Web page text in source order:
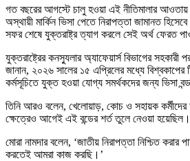
গত বছরের আগস্টে চালু হওয়া এই নীতিমালার আওতায়
অস্থায়ী মার্কিন ভিসা পেতে নিরাপত্তা জামানত
সফর শেষে যুক্তরাষ্ট্র ত্যাগ করলে সেই অর্থ ফেরত
যুক্তরাষ্ট্রের কনস্যুলার অ্যাফেয়ার্স বিভাগের সহকারী
জানান, ২০২৬ সালের ১৫ এপ্রিলের মধ্যে বিশ্বকাপের
কর্মসূচিতে যুক্ত হওয়া যোগ্য সমর্থকদের জন্য ভিসা
তিনি আরও বলেন, খেলোয়াড়, কোচ ও সহায়ক
ক্ষেত্রেও আগেই এই বন্ডের শর্ত তুলে নেওয়া হয়েছিল।
মোরা নামদার বলেন, ‘জাতীয় নিরাপত্তা নিশ্চিত করার
করতেই আমরা কাজ করছি।’